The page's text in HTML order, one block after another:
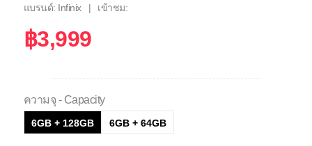
แบรนด์: Infinix เข้าชม:
฿3,999
ความจุ - Capacity
6GB + 128GB 6GB + 64GB